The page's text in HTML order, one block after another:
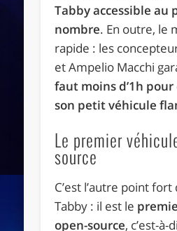
Tabby accessible au
nombre. En outre, le
rapide : les
et Ampelio Macchi
faut moins d’1h
son petit véhicule
Le premier
source
C’est l’autre point fort
Tabby : il est le
open-source, c’est-à-